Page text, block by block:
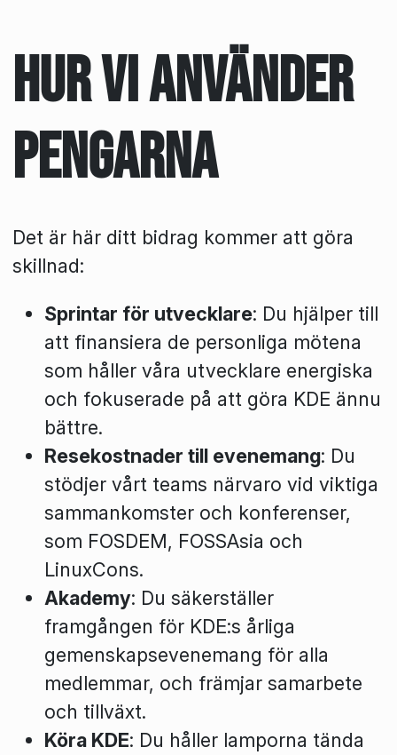
Hur vi använder
pengarna
Det är här ditt bidrag kommer att göra
skillnad:
Sprintar för utvecklare: Du hjälper till
att finansiera de personliga mötena
som håller våra utvecklare energiska
och fokuserade på att göra KDE ännu
bättre.
Resekostnader till evenemang: Du
stödjer vårt teams närvaro vid viktiga
sammankomster och konferenser,
som FOSDEM, FOSSAsia och
LinuxCons.
Akademy: Du säkerställer
framgången för KDE:s årliga
gemenskapsevenemang för alla
medlemmar, och främjar samarbete
och tillväxt.
Köra KDE: Du håller lamporna tända